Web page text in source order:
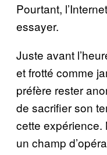
Pourtant,
essayer.
Juste avant
et frotté comme
préfère rester
de sacrifier son
cette expérience.
un champ